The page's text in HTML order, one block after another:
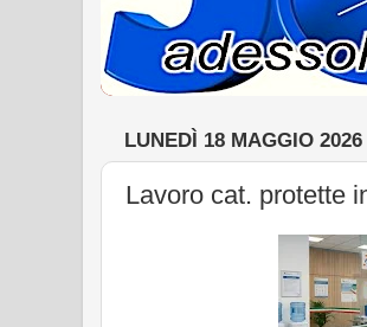
LUNEDÌ 18 MAGGIO 2026
Lavoro cat. protette